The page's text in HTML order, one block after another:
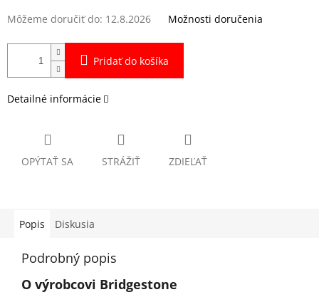
Môžeme doručiť do: 12.8.2026 Možnosti doručenia
Pridať do košíka
Detailné informácie
OPÝTAŤ SA STRÁŽIŤ ZDIEĽAŤ
Popis Diskusia
Podrobný popis
O výrobcovi Bridgestone